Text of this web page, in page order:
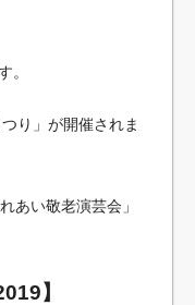
。
り」が開催されま
あい敬老演芸会」
】